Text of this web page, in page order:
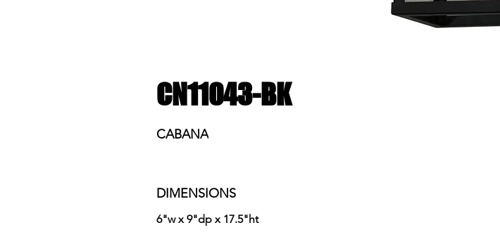
CN11043-BK
CABANA
DIMENSIONS
6"w x 9"dp x 17.5"ht